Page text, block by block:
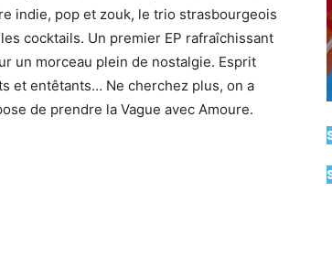
indie, pop et zouk, le trio strasbourgeois
cocktails. Un premier EP rafraîchissant
un morceau plein de nostalgie. Esprit
et entêtants… Ne cherchez plus, on a
de prendre la Vague avec Amoure.